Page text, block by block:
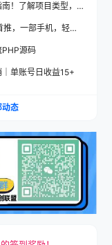
！了解项目类型，
，一部手机，轻松
PHP源码
单账号日收益15+
动态